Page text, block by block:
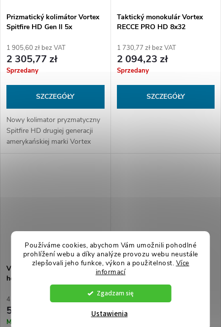
Používáme cookies, abychom Vám umožnili pohodlné
prohlížení webu a díky analýze provozu webu neustále
zlepšovali jeho funkce, výkon a použitelnost. Více
informací
Zgadzam się
Ustawienia
Prizmatický kolimátor Vortex
Spitfire HD Gen ll 5x
1 905,60 zł bez VAT
2 305,77 zł
Sprzedany
SZCZEGÓŁY
Nowy kolimator pryzmatyczny
Spitfire HD drugiej generacji
amerykańskiej marki Vortex
Optics z 5-krotnym zoomem to
Taktický monokulár Vortex
RECCE PRO HD 8x32
1 730,77 zł bez VAT
2 094,23 zł
Sprzedany
SZCZEGÓŁY
Viper® HD 5-25x50 FFPEmpty
heading VMR-4 (MRAD)
Reticle | 30mm Tube 52502
4 211,69 zł bez VAT
5 096,15 zł
Magazynie
Vortex AMG 1-10x24 FFP
EBR-9 MRAD
20 502,22 zł bez VAT
24 807,69 zł